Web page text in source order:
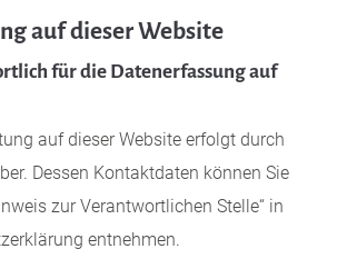
Suite 600
auf dieser Website
für die Datenerfassung auf
auf dieser Website erfolgt durch
Dessen Kontaktdaten können Sie
zur Verantwortlichen Stelle“ in
entnehmen.